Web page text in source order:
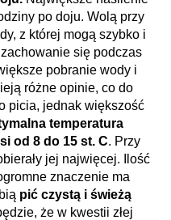
po doju. Wolą przy
z której mogą szybko i
się podczas
pobranie wody i
różne opinie, co do
picia, jednak większość
temperatura
od 8 do 15 st. C. Przy
jej najwięcej. Ilość
znaczenie ma
pić czystą i świeżą
że w kwestii złej